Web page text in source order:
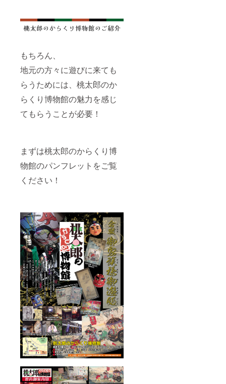
もちろん、
地元の方々に遊びに来ても
らうためには、桃太郎のか
らくり博物館の魅力を感じ
てもらうことが必要！
まずは桃太郎のからくり博
物館のパンフレットをご覧
ください！